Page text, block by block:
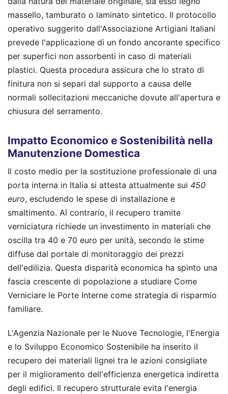
massello, tamburato o laminato sintetico. Il protocollo
operativo suggerito dall'Associazione Artigiani Italiani
prevede l'applicazione di un fondo ancorante specifico
per superfici non assorbenti in caso di materiali
plastici. Questa procedura assicura che lo strato di
finitura non si separi dal supporto a causa delle
normali sollecitazioni meccaniche dovute all'apertura e
chiusura del serramento.
Impatto Economico e Sostenibilità nella
Manutenzione Domestica
Il costo medio per la sostituzione professionale di una
porta interna in Italia si attesta attualmente sui 450
euro, escludendo le spese di installazione e
smaltimento. Al contrario, il recupero tramite
verniciatura richiede un investimento in materiali che
oscilla tra 40 e 70 euro per unità, secondo le stime
diffuse dal portale di monitoraggio dei prezzi
dell'edilizia. Questa disparità economica ha spinto una
fascia crescente di popolazione a studiare Come
Verniciare le Porte Interne come strategia di risparmio
familiare.
L'Agenzia Nazionale per le Nuove Tecnologie, l'Energia
e lo Sviluppo Economico Sostenibile ha inserito il
recupero dei materiali lignei tra le azioni consigliate
per il miglioramento dell'efficienza energetica indiretta
degli edifici. Il recupero strutturale evita l'energia